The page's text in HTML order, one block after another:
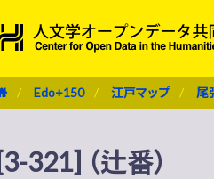
Edo+150 江戸マップ 尾
[3-321] （辻番）